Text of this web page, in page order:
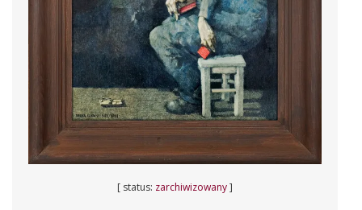
[ status: zarchiwizowany]